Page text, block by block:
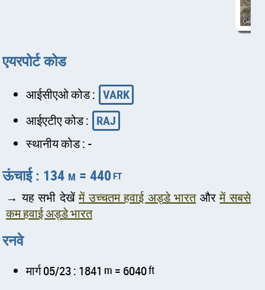
एयरपोर्ट कोड
आईसीएओ कोड : VARK
आईएटीए कोड : RAJ
स्थानीय कोड : -
ऊंचाई : 134 m = 440ft
→ यह सभी देखेंमें उच्चतम हवाई अड्डे भारतऔरमें सबसे
कम हवाई अड्डे भारत
रनवे
मार्ग 05/23 : 1841 m = 6040ft